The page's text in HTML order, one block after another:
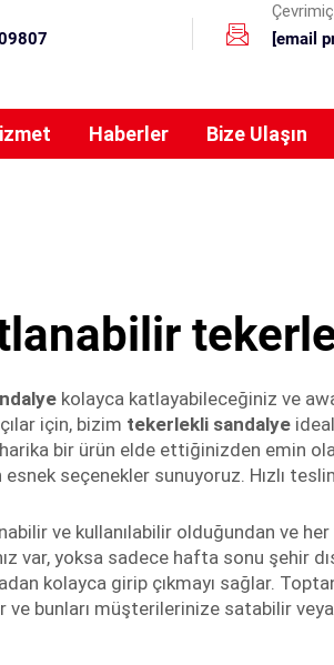
[email
Haberler Bize Ulaşın
kolayca katlayabileceğiniz ve
için, bizim tekerlekli sandalye
bir ürün elde ettiğinizden emin
seçenekler sunuyoruz. Hızlı
ve kullanılabilir olduğundan ve
var, yoksa sadece hafta sonu şehir
kolayca girip çıkmayı sağlar.
bunları müşterilerinize satabilir veya